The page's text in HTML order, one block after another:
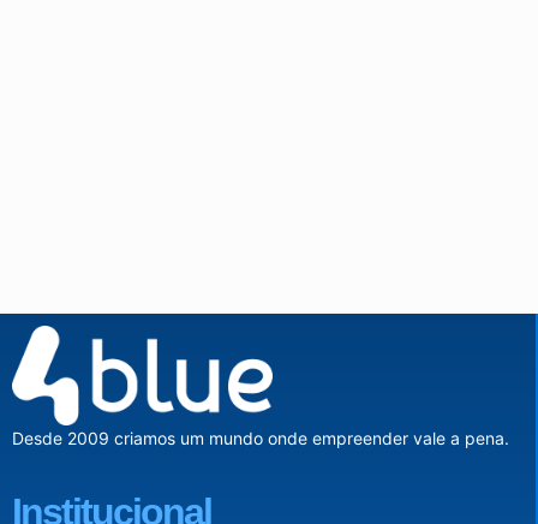
Desde 2009 criamos um mundo onde empreender vale a pena.
Institucional